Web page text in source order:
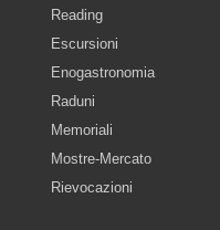
Reading
Escursioni
Enogastronomia
Raduni
Memoriali
Mostre-Mercato
Rievocazioni